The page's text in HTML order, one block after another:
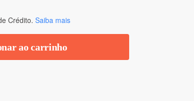
Crédito. Saiba mais
ao carrinho